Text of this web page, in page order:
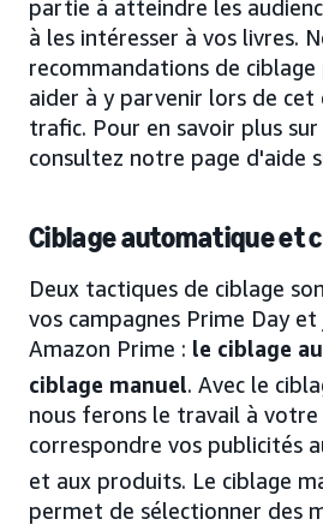
partie à atteindre les
à les intéresser à vos livres.
recommandations de
aider à y parvenir lors de
trafic. Pour en savoir plus sur
consultez notre page d'aide
Ciblage automatique et
Deux tactiques de ciblage
vos campagnes Prime Day
Amazon Prime : le ciblage
ciblage manuel. Avec le
nous ferons le travail à
correspondre vos publicités
et aux produits. Le ciblage
permet de sélectionner des